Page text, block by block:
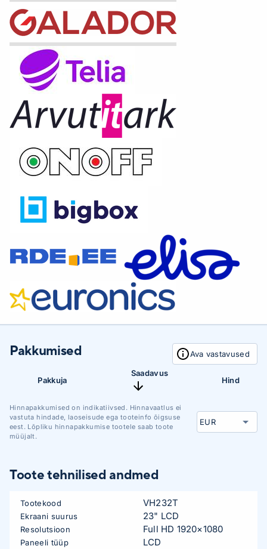
Pakkumised Ava vastavused
Pakkuja
Saadavus
Hind
Hinnapakkumised on indikatiivsed. Hinnavaatlus ei
vastuta hindade, laoseisude ega tooteinfo õigsuse
eest. Lõpliku hinnapakkumise tootele saab toote
müüjalt.
Toote tehnilised andmed
Tootekood VH232T
Ekraani suurus 23" LCD
Resolutsioon Full HD 1920×1080
Paneeli tüüp LCD